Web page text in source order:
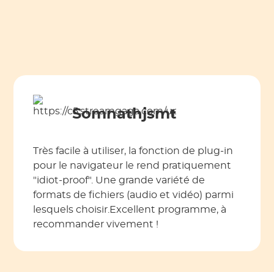
Somnathjsmt
Très facile à utiliser, la fonction de plug-in
pour le navigateur le rend pratiquement
"idiot-proof". Une grande variété de
formats de fichiers (audio et vidéo) parmi
lesquels choisir.Excellent programme, à
recommander vivement !